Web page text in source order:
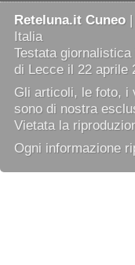
Reteluna.it Cuneo
Italia
Testata
di Lecce il 22 aprile
Gli articoli, le foto, i
sono di nostra
Vietata la
Ogni informazione